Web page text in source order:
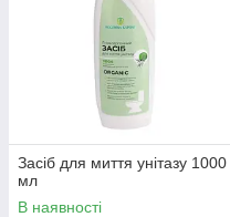
Засіб для миття унітазу 1000
мл
В наявності